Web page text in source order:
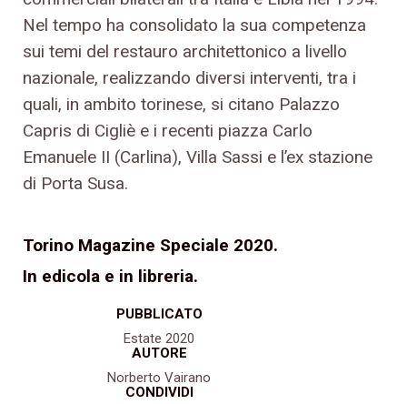
PUBBLICATO
Estate 2020
AUTORE
Norberto Vairano
CONDIVIDI
Nel tempo ha consolidato la sua competenza
sui temi del restauro architettonico a livello
nazionale, realizzando diversi interventi, tra i
quali, in ambito torinese, si citano Palazzo
Capris di Cigliè e i recenti piazza Carlo
Emanuele II (Carlina), Villa Sassi e l’ex stazione
di Porta Susa.
Torino Magazine Speciale 2020.
In edicola e in libreria.